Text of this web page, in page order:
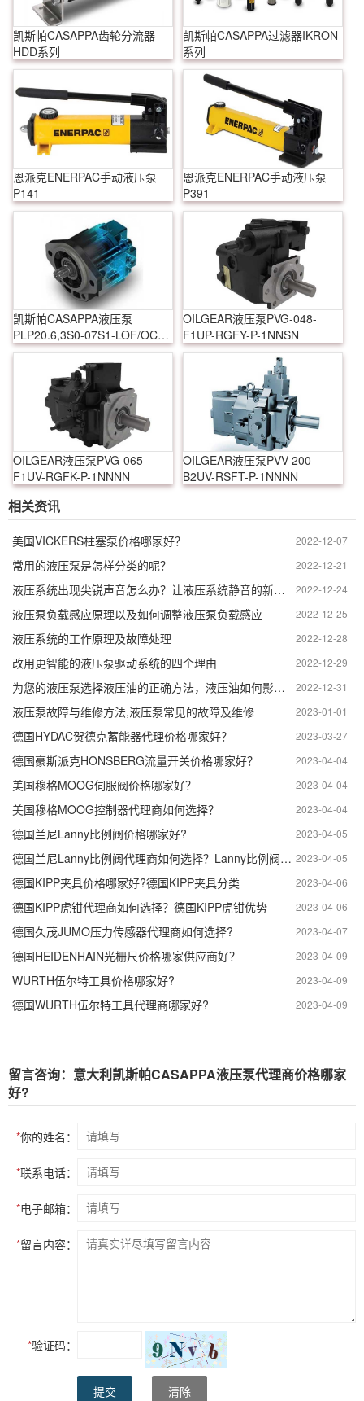
凯斯帕CASAPPA齿轮分流器
HDD系列
凯斯帕CASAPPA过滤器IKRON
系列
恩派克ENERPAC手动液压泵
P141
恩派克ENERPAC手动液压泵
P391
凯斯帕CASAPPA液压泵
PLP20.6,3S0-07S1-LOF/OC-
S7-N-EL-FS
OILGEAR液压泵PVG-048-
F1UP-RGFY-P-1NNSN
OILGEAR液压泵PVG-065-
F1UV-RGFK-P-1NNNN
OILGEAR液压泵PVV-200-
B2UV-RSFT-P-1NNNN
相关资讯
2022-12-07
美国VICKERS柱塞泵价格哪家好？
2022-12-21
常用的液压泵是怎样分类的呢？
2022-12-24
液压系统出现尖锐声音怎么办？让液压系统静音的新选择。
2022-12-25
液压泵负载感应原理以及如何调整液压泵负载感应
2022-12-28
液压系统的工作原理及故障处理
2022-12-29
改用更智能的液压泵驱动系统的四个理由
2022-12-31
为您的液压泵选择液压油的正确方法，液压油如何影响泵的性能
2023-01-01
液压泵故障与维修方法,液压泵常见的故障及维修
2023-03-27
德国HYDAC贺德克蓄能器代理价格哪家好？
2023-04-04
德国豪斯派克HONSBERG流量开关价格哪家好？
2023-04-04
美国穆格MOOG伺服阀价格哪家好？
2023-04-04
美国穆格MOOG控制器代理商如何选择？
2023-04-05
德国兰尼Lanny比例阀价格哪家好?
2023-04-05
德国兰尼Lanny比例阀代理商如何选择？Lanny比例阀使用说明
2023-04-06
德国KIPP夹具价格哪家好?德国KIPP夹具分类
2023-04-06
德国KIPP虎钳代理商如何选择？德国KIPP虎钳优势
2023-04-07
德国久茂JUMO压力传感器代理商如何选择?
2023-04-09
德国HEIDENHAIN光栅尺价格哪家供应商好？
2023-04-09
WURTH伍尔特工具价格哪家好?
2023-04-09
德国WURTH伍尔特工具代理商哪家好?
留言咨询：意大利凯斯帕CASAPPA液压泵代理商价格哪家
好?
*你的姓名：
*联系电话：
*电子邮箱：
*留言内容：
*验证码：
提交 清除